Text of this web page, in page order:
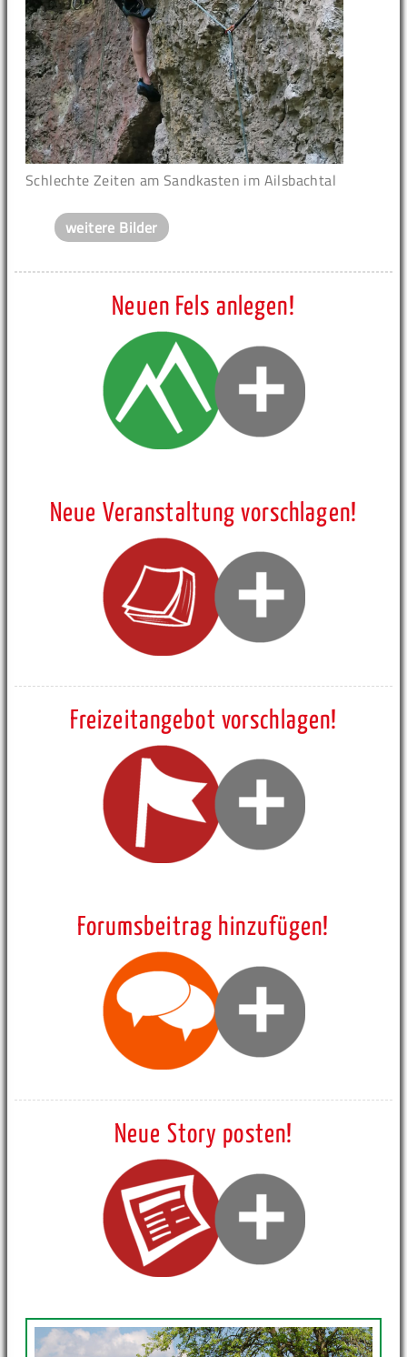
Schlechte Zeiten am Sandkasten im Ailsbachtal
weitere Bilder
Neuen Fels anlegen!
Neue Veranstaltung vorschlagen!
Freizeitangebot vorschlagen!
Forumsbeitrag hinzufügen!
Neue Story posten!